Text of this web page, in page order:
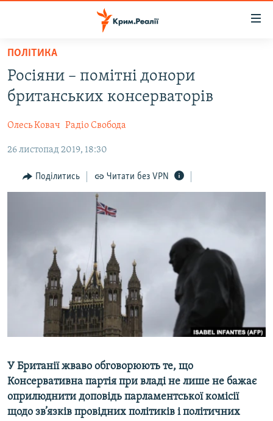
Перейти
основного
матеріалу
Перейти
до
навігації
Перейти
ВОДА.КРИМ
ВІДЕО ТА ФОТО
ПОЛІТИКА
БЛОГИ
ПОГЛЯД
СПЕЦПРОЕКТИ
ДЕПОРТАЦІЯ
ВІДЕОУРОКИ «ELIFBE»
СВІДЧЕННЯ ОКУПАЦІЇ
УКРАЇНСЬКА ПРОБЛЕМА КРИМУ
ЯК ОБІЙТИ БЛОКУВАННЯ
Русский
Qırımtatar
Усі сайти RFE/RL
ПОЛІТИКА
Росіяни – помітні донори
британських консерваторів
Олесь Ковач Радіо Свобода
26 листопад 2019, 18:30
Поділитись Читати без VPN
У Британії жваво обговорюють те, що
Консервативна партія при владі не лише не бажає
оприлюднити доповідь парламентської комісії
щодо зв’язків провідних політиків і політичних